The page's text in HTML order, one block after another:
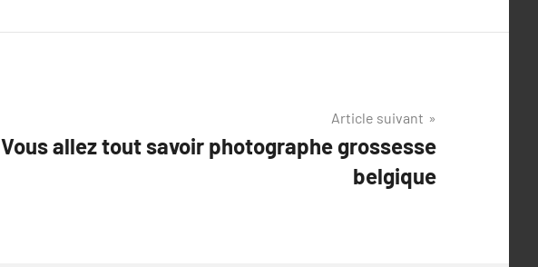
Article suivant
Vous allez tout savoir photographe grossesse
belgique